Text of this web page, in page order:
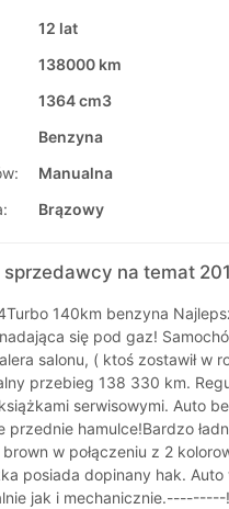
12 lat
138000 km
1364 cm3
Benzyna
Manualna
Brązowy
sprzedawcy na temat
140km benzyna
się pod gaz!
salonu, ( ktoś zostawił w
przebieg 138 330 km.
serwisowymi. Auto
przednie hamulce!Bardzo
w połączeniu z 2
posiada dopinany hak. Auto
jak i